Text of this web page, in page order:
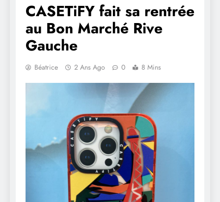
CASETiFY fait sa rentrée
au Bon Marché Rive
Gauche
Béatrice 2 Ans Ago 0 8 Mins